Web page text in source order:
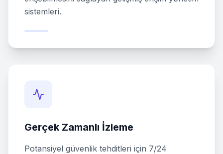
sistemleri.
Gerçek Zamanlı İzleme
Potansiyel güvenlik tehditleri için 7/24